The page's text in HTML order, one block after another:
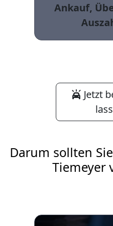
Ankauf,
Jetzt
Darum sollten
Tiemeyer